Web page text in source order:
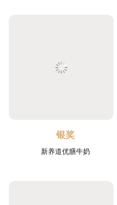
银奖
新养道优膳牛奶